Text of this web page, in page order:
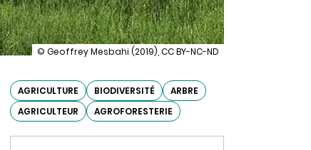
illustration
:
le
retour
gagnant
des
© Geoffrey Mesbahi (2019), CC BY-NC-ND
AGRICULTURE BIODIVERSITÉ
ARBRE
AGRICULTEUR
AGROFORESTERIE